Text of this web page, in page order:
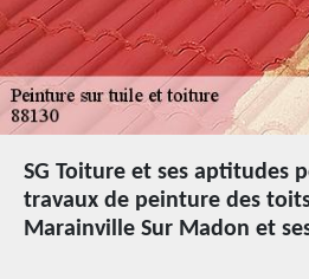
SG Toiture et ses aptitudes
travaux de peinture des
Marainville Sur Madon et